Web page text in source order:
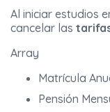
Al iniciar estudios
cancelar las
Array
Matrícula
Pensión